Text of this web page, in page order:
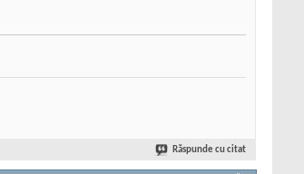
Răspunde cu citat